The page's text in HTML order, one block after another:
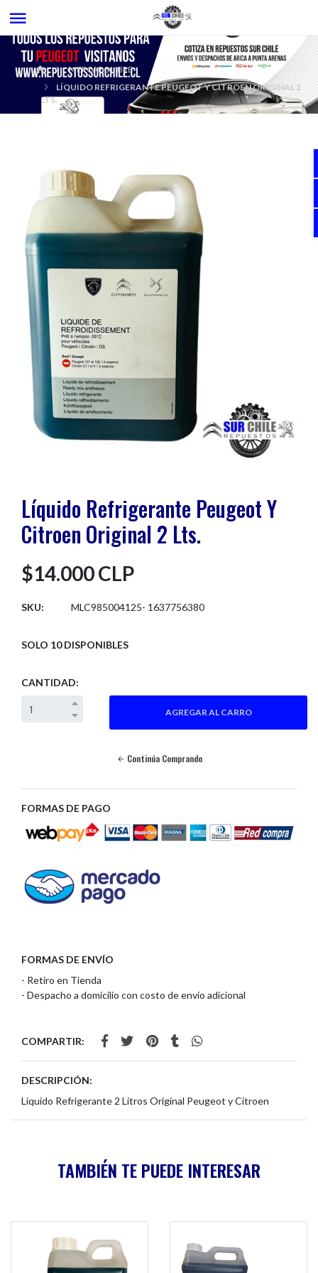
MERCADOLIBRE
LÍQUIDO REFRIGERANTE PEUGEOT Y CITROEN ORIGINAL 2
LTS.
Líquido Refrigerante Peugeot Y
Citroen Original 2 Lts.
$14.000 CLP
SKU: MLC985004125- 1637756380
SOLO 10 DISPONIBLES
CANTIDAD:
Continúa Comprando
FORMAS DE PAGO
FORMAS DE ENVÍO
- Retiro en Tienda
- Despacho a domicilio con costo de envío adicional
COMPARTIR:
DESCRIPCIÓN:
Líquido Refrigerante 2 Litros Original Peugeot y Citroen
TAMBIÉN TE PUEDE INTERESAR